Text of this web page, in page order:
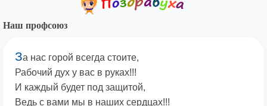
Наш профсоюз
За нас горой всегда стоите,
Рабочий дух у вас в руках!!!
И каждый будет под защитой,
Ведь с вами мы в наших сердцах!!!